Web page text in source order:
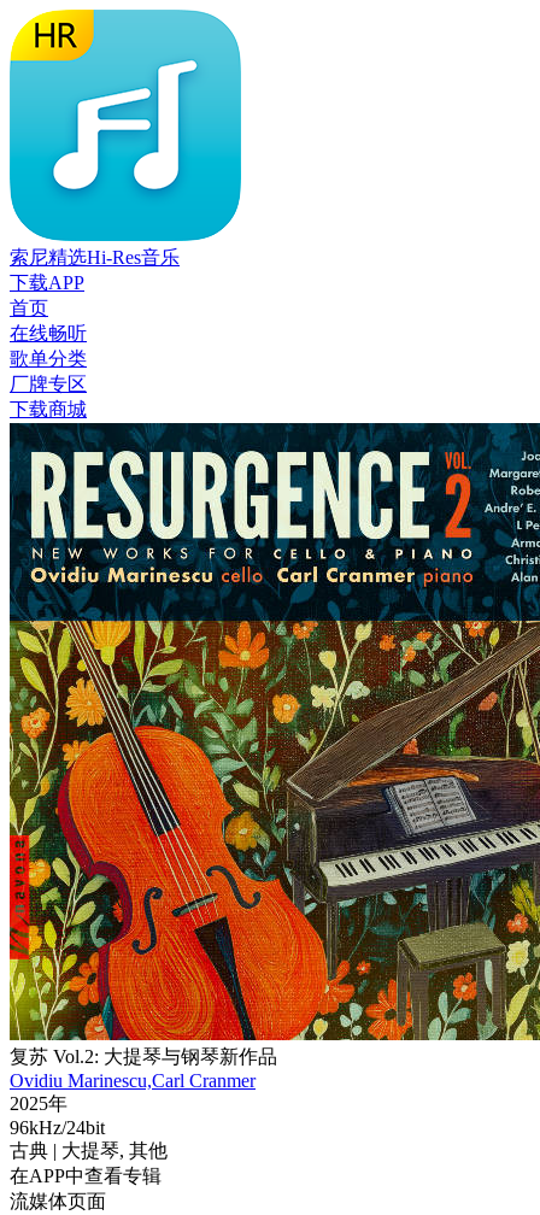
索尼精选Hi-Res音乐
下载APP
首页
在线畅听
歌单分类
厂牌专区
下载商城
复苏 Vol.2: 大提琴与钢琴新作品
Ovidiu Marinescu,Carl Cranmer
2025年
96kHz/24bit
古典 | 大提琴, 其他
在APP中查看专辑
流媒体页面